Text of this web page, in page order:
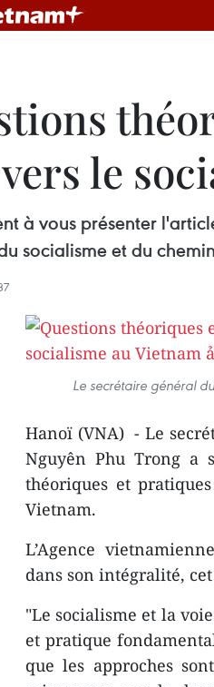
le
à vous présenter
socialisme et du
Le secrétaire général
Hanoï (VNA) - Le
Nguyên Phu Trong a
théoriques et
Vietnam.
L’Agence
dans son intégralité,
"Le socialisme et la
et pratique
que les approches